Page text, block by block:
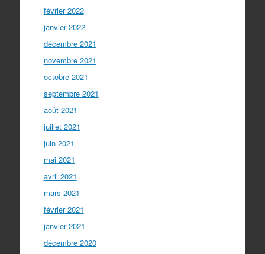
février 2022
janvier 2022
décembre 2021
novembre 2021
octobre 2021
septembre 2021
août 2021
juillet 2021
juin 2021
mai 2021
avril 2021
mars 2021
février 2021
janvier 2021
décembre 2020